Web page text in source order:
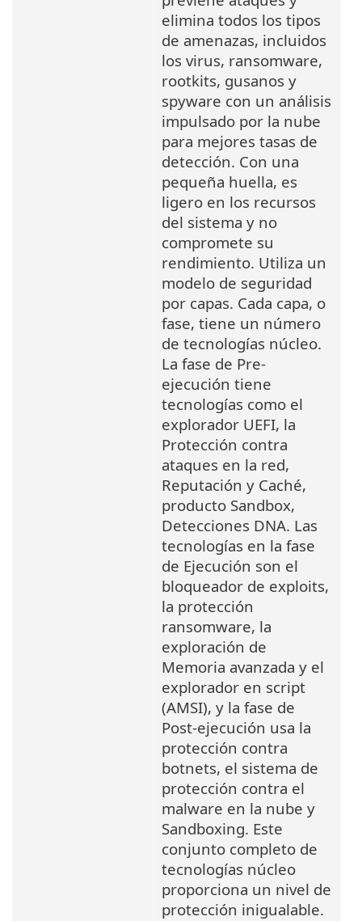
elimina todos los tipos
de amenazas, incluidos
los virus, ransomware,
rootkits, gusanos y
spyware con un análisis
impulsado por la nube
para mejores tasas de
detección. Con una
pequeña huella, es
ligero en los recursos
del sistema y no
compromete su
rendimiento. Utiliza un
modelo de seguridad
por capas. Cada capa, o
fase, tiene un número
de tecnologías núcleo.
La fase de Pre-
ejecución tiene
tecnologías como el
explorador UEFI, la
Protección contra
ataques en la red,
Reputación y Caché,
producto Sandbox,
Detecciones DNA. Las
tecnologías en la fase
de Ejecución son el
bloqueador de exploits,
la protección
ransomware, la
exploración de
Memoria avanzada y el
explorador en script
(AMSI), y la fase de
Post-ejecución usa la
protección contra
botnets, el sistema de
protección contra el
malware en la nube y
Sandboxing. Este
conjunto completo de
tecnologías núcleo
proporciona un nivel de
protección inigualable.